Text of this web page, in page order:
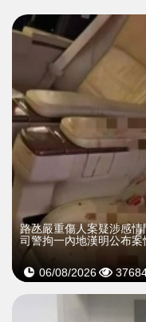
路氹嚴重傷人案疑涉感情
司警拘一內地漢明公布案
06/08/2026